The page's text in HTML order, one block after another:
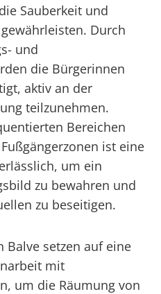
Sauberkeit und
Durch
und
die Bürgerinnen
aktiv an der
teilzunehmen.
Bereichen
ist eine
um ein
zu bewahren und
zu beseitigen.
Balve setzen auf eine
mit
um die Räumung von